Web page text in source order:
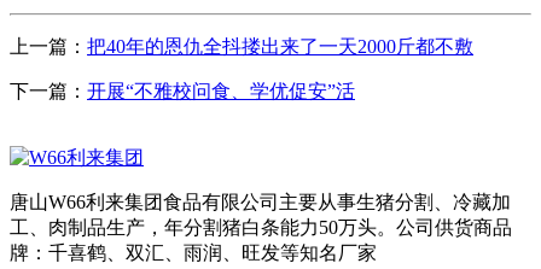
上一篇： 把40年的恩仇全抖搂出来了一天2000斤都不敷
下一篇： 开展“不雅校问食、学优促安”活
唐山W66利来集团食品有限公司主要从事生猪分割、冷藏加
工、肉制品生产，年分割猪白条能力50万头。公司供货商品
牌：千喜鹤、双汇、雨润、旺发等知名厂家